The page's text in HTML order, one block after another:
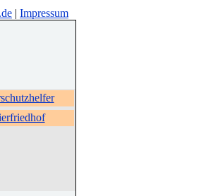
| Impressum